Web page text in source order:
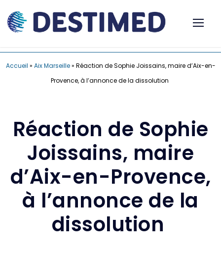
Accueil » Aix Marseille» Réaction de Sophie Joissains, maire d’Aix-en-
Provence, à l’annonce de la dissolution
Réaction de Sophie
Joissains, maire
d’Aix-en-Provence,
à l’annonce de la
dissolution